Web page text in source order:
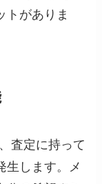
トがありま
査定に持って
生します。メ